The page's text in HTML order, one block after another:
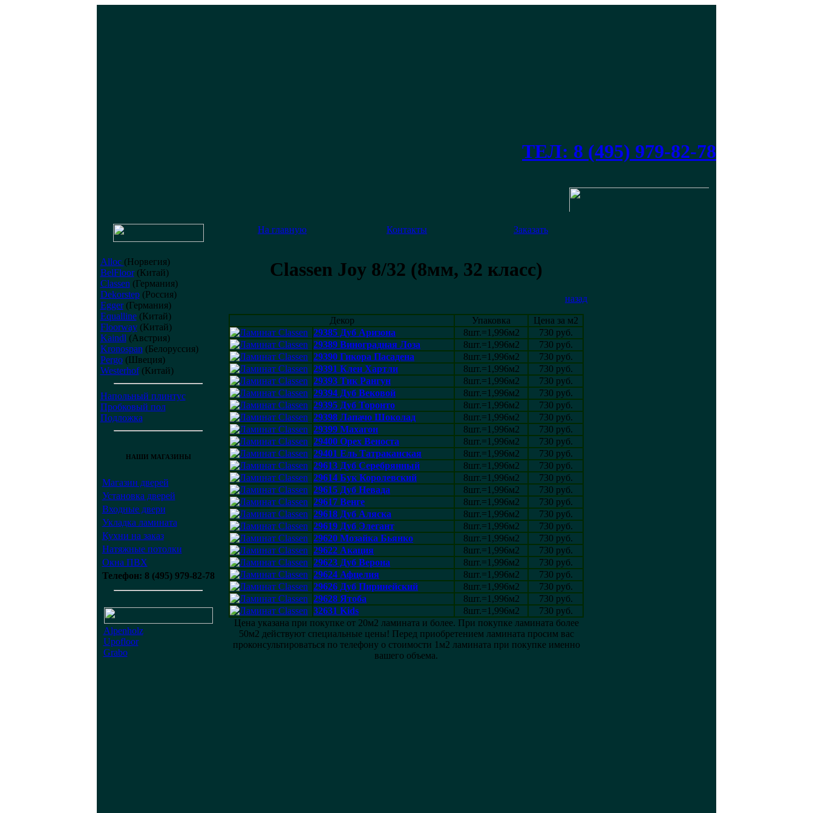
ТЕЛ: 8 (495) 979-82-78
Alloc (Норвегия)
BelFloor(Китай)
Classen(Германия)
Dekorstep(Россия)
Egger(Германия)
Equalline(Китай)
Floorway(Китай)
Kaindl(Австрия)
Kronospan(Белоруссия)
Pergo(Швеция)
Westerhof(Китай)
Напольный плинтус
Пробковый пол
Подложка
НАШИ МАГАЗИНЫ
Магазин дверей
Установка дверей
Входные двери
Укладка ламината
Кухни на заказ
Натяжные потолки
Окна ПВХ
Телефон: 8 (495) 979-82-78
Alpenholz
Upofloor
Grabo
На главную Контакты Заказать
Classen Joy 8/32 (8мм, 32 класс)
назад
Декор Упаковка
Цена за м2
29385 Дуб Аризона
8шт.=1,996м2
730 руб.
29389 Виноградная Лоза
8шт.=1,996м2
730 руб.
29390 Гикора Пасадена
8шт.=1,996м2
730 руб.
29391 Клен Хартли
8шт.=1,996м2
730 руб.
29393 Тик Рангун
8шт.=1,996м2
730 руб.
29394 Дуб Вековой
8шт.=1,996м2
730 руб.
29395 Дуб Торонто
8шт.=1,996м2
730 руб.
29398 Лапачо Шоколад
8шт.=1,996м2
730 руб.
29399 Махагон
8шт.=1,996м2
730 руб.
29400 Орех Веноста
8шт.=1,996м2
730 руб.
29401 Ель Татраканская
8шт.=1,996м2
730 руб.
29613 Дуб Серебрянный
8шт.=1,996м2
730 руб.
29614 Бук Королевский
8шт.=1,996м2
730 руб.
29615 Дуб Невада
8шт.=1,996м2
730 руб.
29617 Венге
8шт.=1,996м2
730 руб.
29618 Дуб Аляска
8шт.=1,996м2
730 руб.
29619 Дуб Элегант
8шт.=1,996м2
730 руб.
29620 Мозайка Бьянко
8шт.=1,996м2
730 руб.
29622 Акация
8шт.=1,996м2
730 руб.
29623 Дуб Верона
8шт.=1,996м2
730 руб.
29624 Афцелия
8шт.=1,996м2
730 руб.
29626 Дуб Пиринейский
8шт.=1,996м2
730 руб.
29628 Ятоба
8шт.=1,996м2
730 руб.
32631 Kids
8шт.=1,996м2
730 руб.
Цена указана при покупке от 20м2 ламината и более. При покупке ламината более
50м2 действуют специальные цены! Перед приобретением ламината просим вас
проконсультироваться по телефону о стоимости 1м2 ламината при покупке именно
вашего объема.